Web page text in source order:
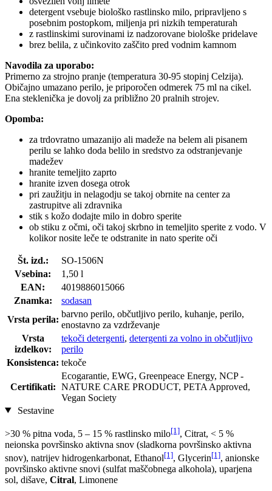
detergent vsebuje biološko rastlinsko milo, pripravljeno s
posebnim postopkom, miljenja pri nizkih temperaturah
z rastlinskimi surovinami iz nadzorovane biološke pridelave
brez belila, z učinkovito zaščito pred vodnim kamnom
Navodila za uporabo:
Primerno za strojno pranje (temperatura 30-95 stopinj Celzija).
Običajno umazano perilo, je priporočen odmerek 75 ml na cikel.
Ena steklenička je dovolj za približno 20 pralnih strojev.
Opomba:
za trdovratno umazanijo ali madeže na belem ali pisanem
perilu se lahko doda belilo in sredstvo za odstranjevanje
madežev
hranite temeljito zaprto
hranite izven dosega otrok
pri zaužitju in nelagodju se takoj obrnite na center za
zastrupitve ali zdravnika
stik s kožo dodajte milo in dobro sperite
ob stiku z očmi, oči takoj skrbno in temeljito sperite z vodo. V
kolikor nosite leče te odstranite in nato sperite oči
Št. izd.:
SO-1506N
Vsebina:
1,50 l
EAN:
4019886015066
Znamka:
sodasan
Vrsta perila:
barvno perilo, občutljivo perilo, kuhanje, perilo,
enostavno za vzdrževanje
Vrsta
izdelkov:
tekoči detergenti, detergenti za volno in občutljivo
perilo
Konsistenca: tekoče
Certifikati:
Ecogarantie, EWG, Greenpeace Energy, NCP -
NATURE CARE PRODUCT, PETA Approved,
Vegan Society
Sestavine
>30 % pitna voda, 5 – 15 % rastlinsko milo[1], Citrat, < 5 %
neionska površinsko aktivna snov (sladkorna površinsko aktivna
snov), natrijev hidrogenkarbonat, Ethanol[1], Glycerin[1], anionske
površinsko aktivne snovi (sulfat maščobnega alkohola), uparjena
sol, dišave, Citral, Limonene